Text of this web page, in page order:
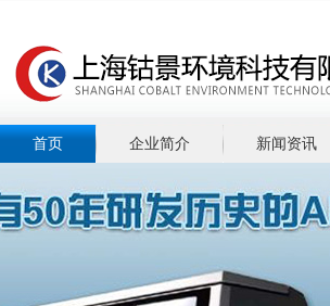
首页 企业简介 新闻资讯